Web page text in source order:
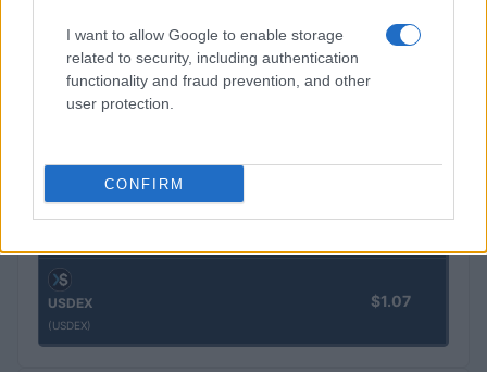
I want to allow Google to enable storage
related to security, including authentication
functionality and fraud prevention, and other
user protection.
CONFIRM
Ethereum
(ETH)
$1,892.60
Tether $0.999
USDEX
(USDEX)
$1.07